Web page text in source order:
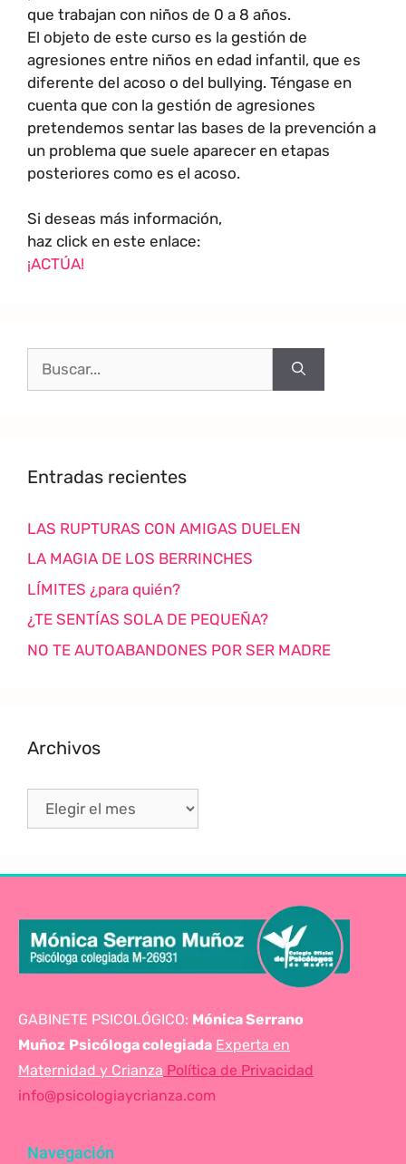
que trabajan con niños de 0 a 8 años.
El objeto de este curso es la gestión de
agresiones entre niños en edad infantil, que es
diferente del acoso o del bullying. Téngase en
cuenta que con la gestión de agresiones
pretendemos sentar las bases de la prevención a
un problema que suele aparecer en etapas
posteriores como es el acoso.
Si deseas más información,
haz click en este enlace:
¡ACTÚA!
Entradas recientes
LAS RUPTURAS CON AMIGAS DUELEN
LA MAGIA DE LOS BERRINCHES
LÍMITES ¿para quién?
¿TE SENTÍAS SOLA DE PEQUEÑA?
NO TE AUTOABANDONES POR SER MADRE
Archivos
GABINETE PSICOLÓGICO: Mónica Serrano
Muñoz Psicóloga colegiada Experta en
Maternidad y Crianza Política de Privacidad
info@psicologiaycrianza.com
Navegación